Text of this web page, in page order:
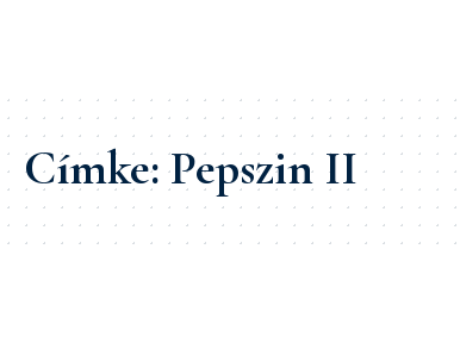
Címke:Pepszin II